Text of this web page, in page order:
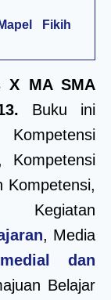
Fikih
X MA SMA
Buku ini
Kompetensi
Kompetensi,
Kegiatan
, Media
dan
Belajar